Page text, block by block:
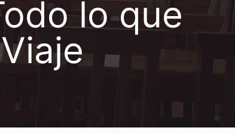
lo que